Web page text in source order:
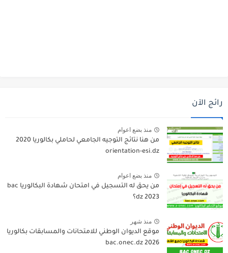
رائج الآن
منذ بضع اعوام
من هنا نتائج التوجيه الجامعي لحاملي بكالوريا 2020
orientation-esi.dz
منذ بضع اعوام
من يحق له التسجيل في امتحان شهادة البكالوريا bac
dz 2023؟
منذ شهر
موقع الديوان الوطني للامتحانات والمسابقات بكالوريا
2026 bac.onec.dz